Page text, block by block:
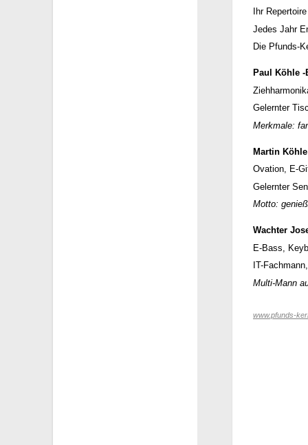
Ihr
Jedes Jahr
Die Pfunds-
Paul Köhle -
Gelernter
Merkmale:
Martin
Ovation, E-
Gelernter
Motto:
Wachter
E-Bass,
IT-
Multi-Mann
www.pfunds-